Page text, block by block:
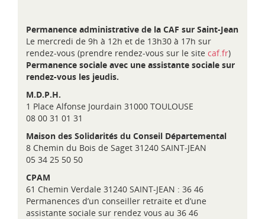
Permanence administrative de la CAF sur Saint-Jean
Le mercredi de 9h à 12h et de 13h30 à 17h sur
rendez-vous (prendre rendez-vous sur le site caf.fr)
Permanence sociale avec une assistante sociale sur
rendez-vous les jeudis.
M.D.P.H.
1 Place Alfonse Jourdain 31000 TOULOUSE
08 00 31 01 31
Maison des Solidarités du Conseil Départemental
8 Chemin du Bois de Saget 31240 SAINT-JEAN
05 34 25 50 50
CPAM
61 Chemin Verdale 31240 SAINT-JEAN : 36 46
Permanences d’un conseiller retraite et d’une
assistante sociale sur rendez vous au 36 46